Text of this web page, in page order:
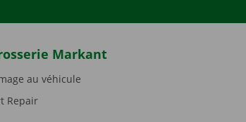
Markant
au véhicule
Repair